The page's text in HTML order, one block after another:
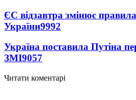
ЄС відзавтра змінює правила
України9992
Україна поставила Путіна
ЗМІ9057
Читати коментарі